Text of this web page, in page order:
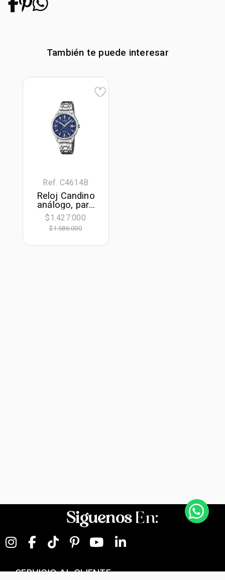
Tipo de cierre:
También te puede interesar
Ref. C4614B
Reloj Candino
análogo, para
Hombre, tablero
redondo color
azul, estilo
$1.427.000
$1.586.000
SiguenosEn:
SERVICIO AL CLIENTE